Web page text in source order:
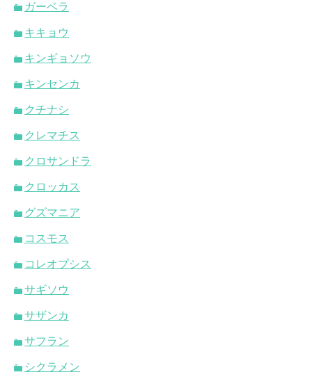
ガーベラ
キキョウ
キンギョソウ
キンセンカ
クチナシ
クレマチス
クロサンドラ
クロッカス
グズマニア
コスモス
コレオプシス
サギソウ
サザンカ
サフラン
シクラメン